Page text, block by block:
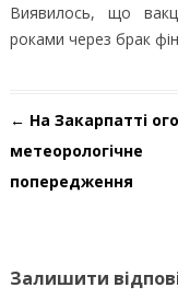
Виявилось, що
роками через брак
Навігація по запису
← На Закарпатті
метеорологічне
попередження
Залишити